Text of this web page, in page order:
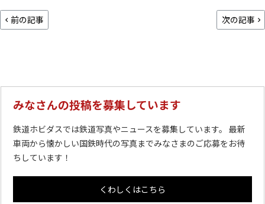
前の記事 次の記事
みなさんの投稿を募集しています
鉄道ホビダスでは鉄道写真やニュースを募集しています。 最新
車両から懐かしい国鉄時代の写真までみなさまのご応募をお待
ちしています！
くわしくはこちら